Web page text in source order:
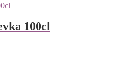
100cl